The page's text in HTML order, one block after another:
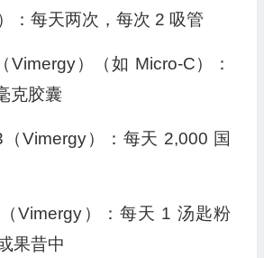
：每天两次，每次 2 吸管
Vimergy）（如 Micro-C）：
克胶囊
Vimergy）：每天 2,000 国
Vimergy）：每天 1 汤匙粉
果昔中